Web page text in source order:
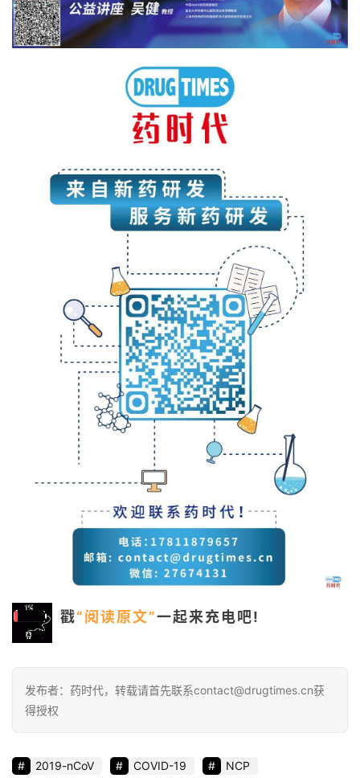
戳“阅读原文”一起来充电吧!
发布者：药时代，转载请首先联系contact@drugtimes.cn获
得授权
2019-nCoV COVID-19
NCP